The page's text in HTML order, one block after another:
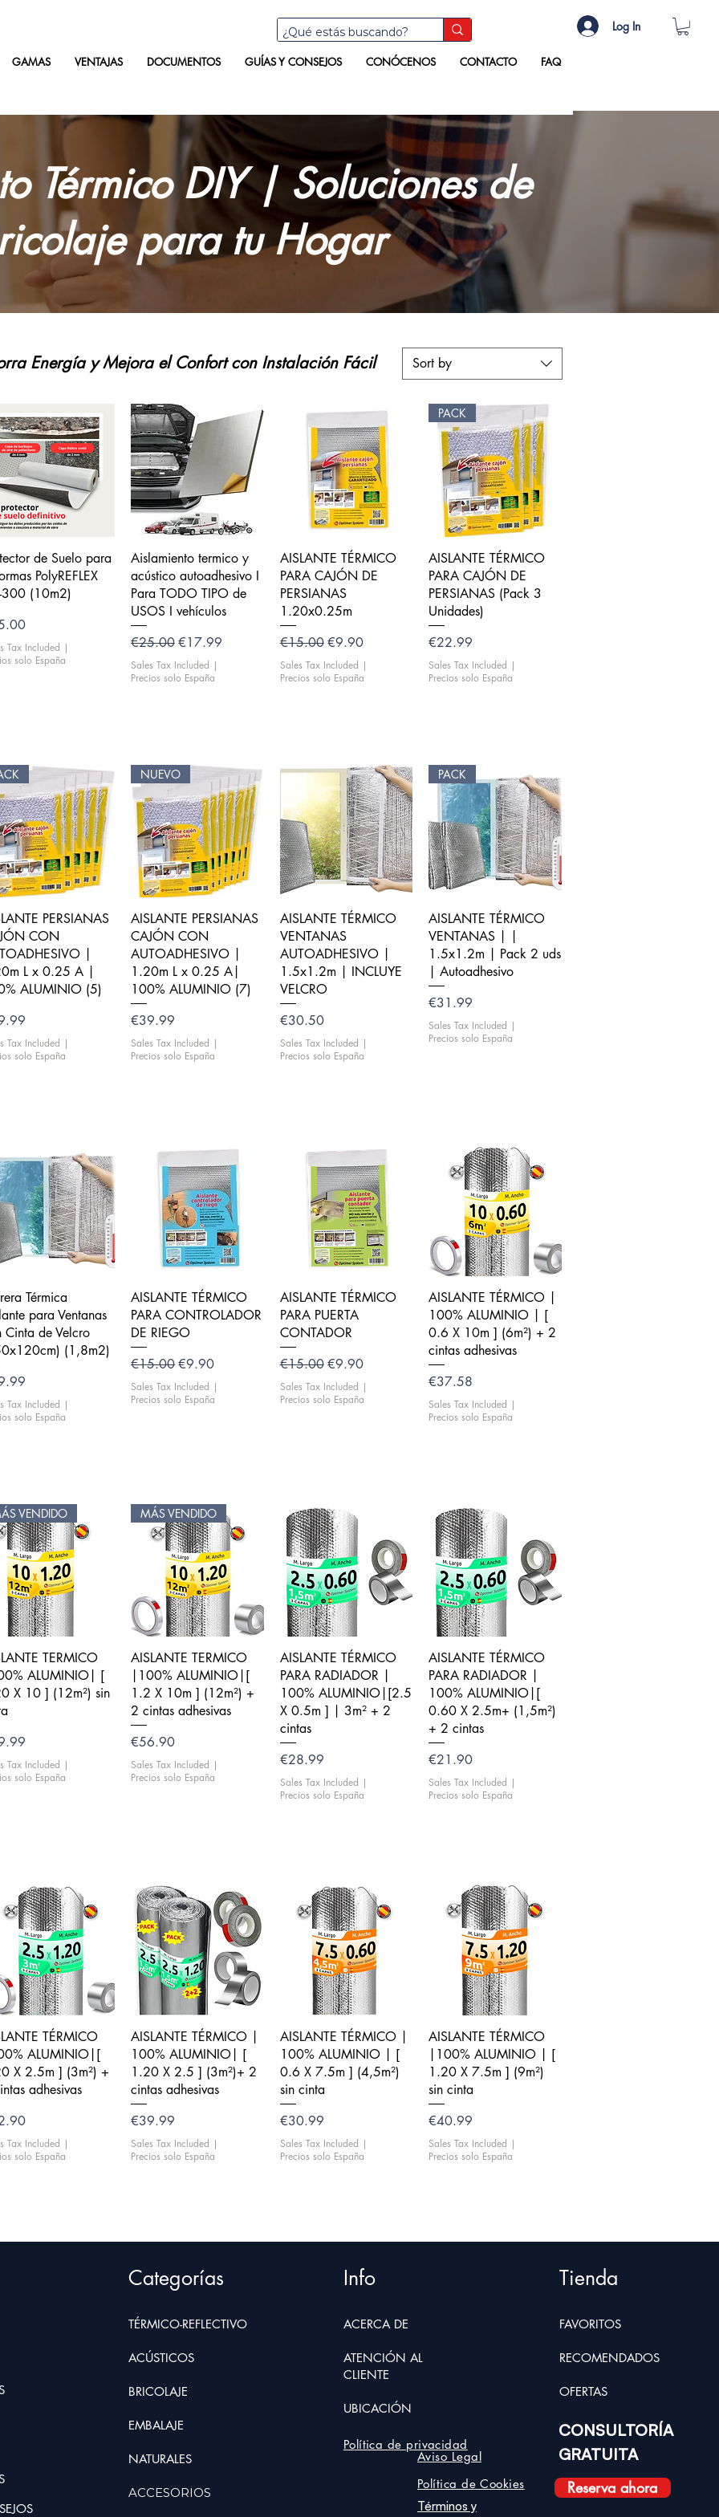
Log In
GAMAS VENTAJAS DOCUMENTOS GUÍAS Y CONSEJOS CONÓCENOS CONTACTO FAQ
Térmico DIY | Soluciones de
para tu Hogar
Sort by
Quick View
de Suelo para
PolyREFLEX
300 (10m2)
Tax Included |
solo España
Quick View
Aislamiento termico y
acústico autoadhesivo I
Para TODO TIPO de
USOS I vehículos
Regular Price
€25.00Sale Price
€17.99
Sales Tax Included |
Precios solo España
Quick View
AISLANTE TÉRMICO
PARA CAJÓN DE
PERSIANAS
1.20x0.25m
Regular Price
€15.00 Sale Price
€9.90
Sales Tax Included |
Precios solo España
Quick View
PACK
AISLANTE TÉRMICO
PARA CAJÓN DE
PERSIANAS (Pack 3
Unidades)
Price
€22.99
Sales Tax Included |
Precios solo España
Quick View
PERSIANAS
CON
|
L x 0.25 A |
ALUMINIO (5)
Tax Included |
solo España
Quick View
NUEVO
AISLANTE PERSIANAS
CAJÓN CON
AUTOADHESIVO |
1.20m L x 0.25 A|
100% ALUMINIO (7)
Price
€39.99
Sales Tax Included |
Precios solo España
Quick View
AISLANTE TÉRMICO
VENTANAS
AUTOADHESIVO |
1.5x1.2m | INCLUYE
VELCRO
Price
€30.50
Sales Tax Included |
Precios solo España
Quick View
PACK
AISLANTE TÉRMICO
VENTANAS | |
1.5x1.2m | Pack 2 uds
| Autoadhesivo
Price
€31.99
Sales Tax Included |
Precios solo España
Quick View
Térmica
para Ventanas
Cinta de Velcro
(1,8m2)
Tax Included |
solo España
Quick View
AISLANTE TÉRMICO
PARA CONTROLADOR
DE RIEGO
Regular Price
€15.00Sale Price
€9.90
Sales Tax Included |
Precios solo España
Quick View
AISLANTE TÉRMICO
PARA PUERTA
CONTADOR
Regular Price
€15.00 Sale Price
€9.90
Sales Tax Included |
Precios solo España
Quick View
AISLANTE TÉRMICO |
100% ALUMINIO | [
0.6 X 10m ] (6m²) + 2
cintas adhesivas
Price
€37.58
Sales Tax Included |
Precios solo España
Quick View
VENDIDO
TERMICO
ALUMINIO| [
X 10 ] (12m²) sin
Tax Included |
solo España
Quick View
MÁS VENDIDO
AISLANTE TERMICO
|100% ALUMINIO|[
1.2 X 10m ] (12m²) +
2 cintas adhesivas
Price
€56.90
Sales Tax Included |
Precios solo España
Quick View
AISLANTE TÉRMICO
PARA RADIADOR |
100% ALUMINIO|[2.5
X 0.5m ] | 3m² + 2
cintas
Price
€28.99
Sales Tax Included |
Precios solo España
Quick View
AISLANTE TÉRMICO
PARA RADIADOR |
100% ALUMINIO|[
0.60 X 2.5m+ (1,5m²)
+ 2 cintas
Price
€21.90
Sales Tax Included |
Precios solo España
Quick View
TÉRMICO
ALUMINIO|[
X 2.5m ] (3m²) +
adhesivas
Tax Included |
solo España
Quick View
AISLANTE TÉRMICO |
100% ALUMINIO| [
1.20 X 2.5 ] (3m²)+ 2
cintas adhesivas
Price
€39.99
Sales Tax Included |
Precios solo España
Quick View
AISLANTE TÉRMICO |
100% ALUMINIO | [
0.6 X 7.5m ] (4,5m²)
sin cinta
Price
€30.99
Sales Tax Included |
Precios solo España
Quick View
AISLANTE TÉRMICO
|100% ALUMINIO | [
1.20 X 7.5m ] (9m²)
sin cinta
Price
€40.99
Sales Tax Included |
Precios solo España
Energía y Mejora el Confort con Instalación Fácil
Categorías
TÉRMICO-REFLECTIVO
ACÚSTICOS
BRICOLAJE
EMBALAJE
NATURALES
ACCESORIOS
Info
ACERCA DE
ATENCIÓN AL
CLIENTE
UBICACIÓN
Política de privacidad
Tienda
FAVORITOS
RECOMENDADOS
OFERTAS
CONSULTORÍA
GRATUITA
Reserva ahora
Aviso Legal
Política de Cookies
Términos y